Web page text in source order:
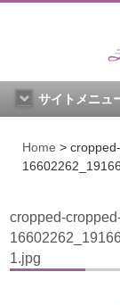
サイトメニュ
Home >
cropped-
1.jpg